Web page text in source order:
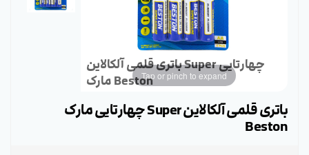
باتری قلمی آلکالاین Super چهارتایی
مارک BestonTap or pinch to expand
باتری قلمی آلکالاین Super چهارتایی مارک
Beston